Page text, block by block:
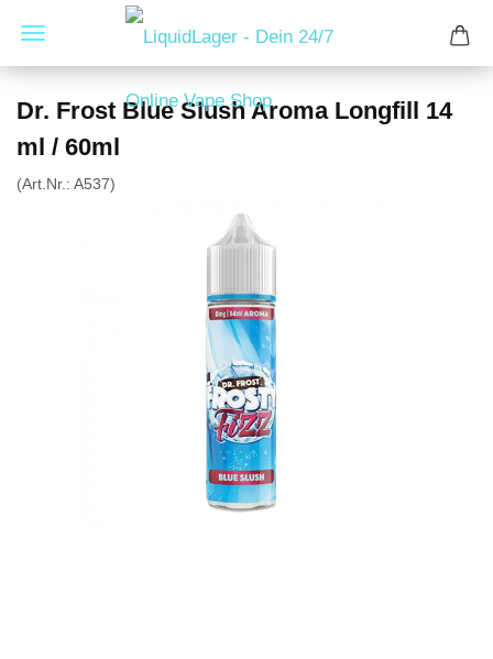
Dr. Frost Blue Slush Aroma Longfill 14
ml / 60ml
(Art.Nr.: A537)